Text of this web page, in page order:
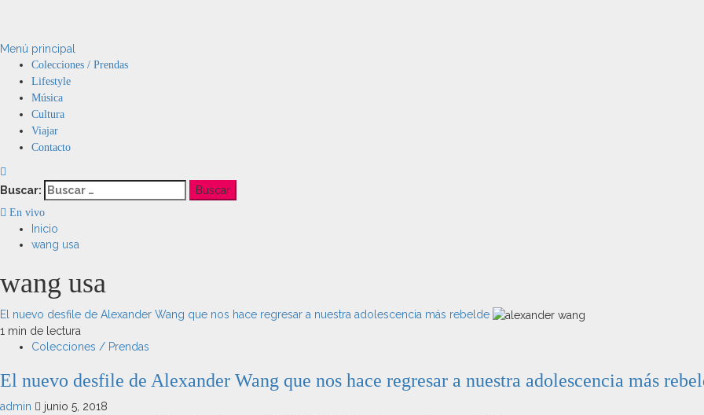
Menú principal
Colecciones / Prendas
Lifestyle
Música
Cultura
Viajar
Contacto
Buscar:
En vivo
Inicio
wang usa
wang usa
El nuevo desfile de Alexander Wang que nos hace regresar a nuestra adolescencia más rebelde
1 min de lectura
Colecciones / Prendas
El nuevo desfile de Alexander Wang que nos hace regresar a nuestra adolescencia más
admin
junio 5, 2018